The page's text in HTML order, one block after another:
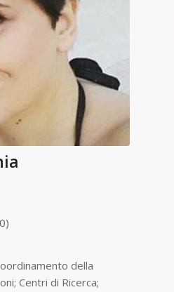
della
Centri di Ricerca;